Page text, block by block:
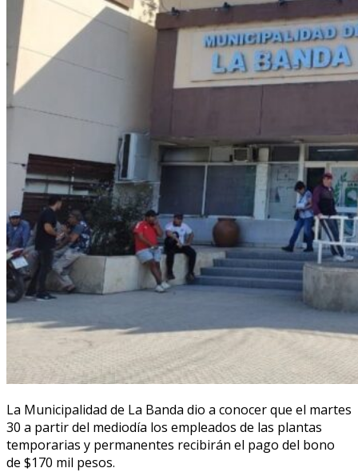
La Municipalidad de La Banda dio a conocer que el martes
30 a partir del mediodía los empleados de las plantas
temporarias y permanentes recibirán el pago del bono
de $170 mil pesos.